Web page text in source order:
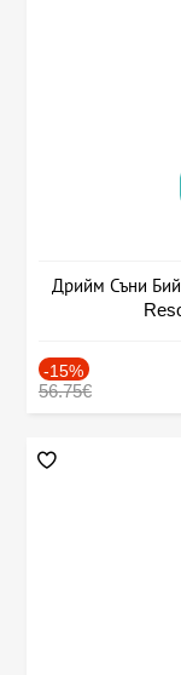
Дрийм Съни
-15%
56.75€